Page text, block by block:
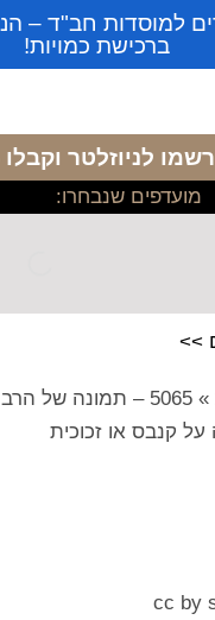
למוסדות חב"ד –
ברכישת כמויות!
לניוזלטר וקבלו 10% הנחה
מועדפים שנבחרו:
>>
»
5065 – תמונה של
קנבס או זכוכית
cc by